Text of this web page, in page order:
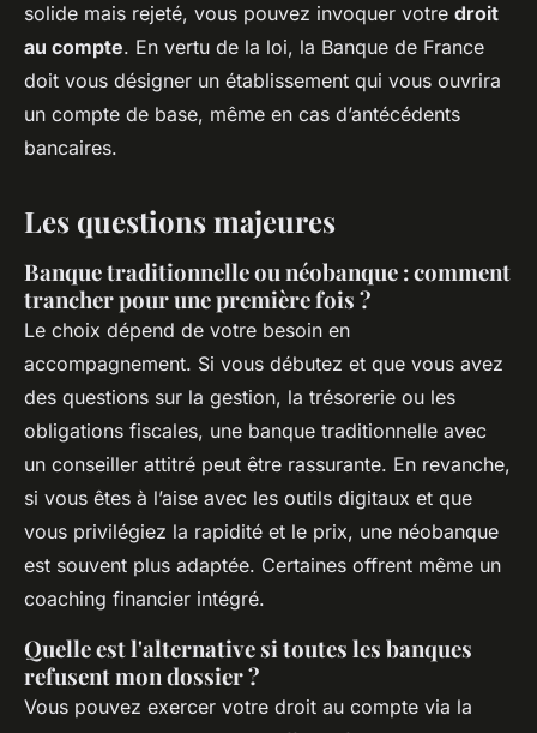
solide mais rejeté, vous pouvez invoquer votre droit
au compte. En vertu de la loi, la Banque de France
doit vous désigner un établissement qui vous ouvrira
un compte de base, même en cas d’antécédents
bancaires.
Les questions majeures
Banque traditionnelle ou néobanque : comment
trancher pour une première fois ?
Le choix dépend de votre besoin en
accompagnement. Si vous débutez et que vous avez
des questions sur la gestion, la trésorerie ou les
obligations fiscales, une banque traditionnelle avec
un conseiller attitré peut être rassurante. En revanche,
si vous êtes à l’aise avec les outils digitaux et que
vous privilégiez la rapidité et le prix, une néobanque
est souvent plus adaptée. Certaines offrent même un
coaching financier intégré.
Quelle est l'alternative si toutes les banques
refusent mon dossier ?
Vous pouvez exercer votre droit au compte via la